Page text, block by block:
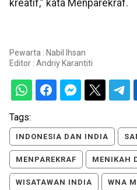
kreatif,” kata Menparekraf.
Pewarta : Nabil Ihsan
Editor : Andriy Karantiti
Tags:
INDONESIA DAN INDIA
MENPAREKRAF MENIKAH
WISATAWAN INDIA WNA